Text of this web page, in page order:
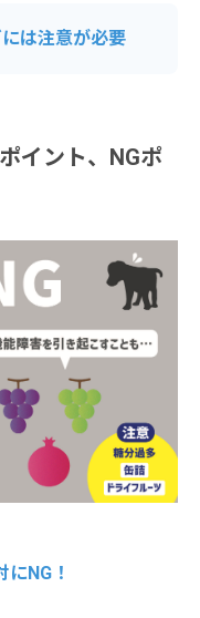
は注意が必要
イント、NGポ
NG！